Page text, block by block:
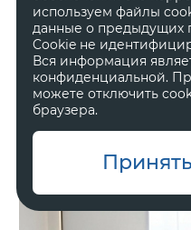
Zeekr 8X
Ultra
11 800 000 ₽
используем файлы
данные о предыдущих
Cookie не
Вся информация
конфиденциальной.
можете отключить
браузера.